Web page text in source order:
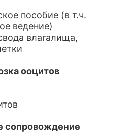
пособие (в т.ч.
ведение)
влагалища,
ооцитов
сопровождение